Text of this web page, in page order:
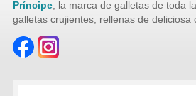
Príncipe , la marca de galletas de toda
galletas crujientes, rellenas de deliciosa